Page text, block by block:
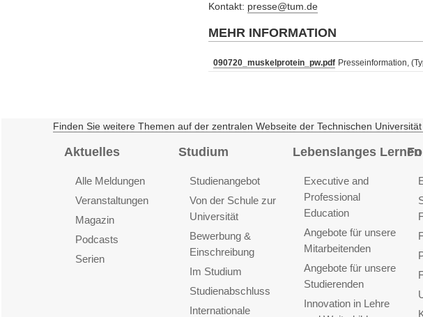
Kontakt: presse@tum.de
MEHR INFORMATION
090720_muskelprotein_pw.pdf Presseinformation,
Finden Sie weitere Themen auf der zentralen Webseite der Technischen
Aktuelles
Alle Meldungen
Veranstaltungen
Magazin
Podcasts
Serien
Studium
Studienangebot
Von der Schule zur
Universität
Bewerbung &
Einschreibung
Im Studium
Studienabschluss
Internationale
Lebenslanges Lernen
Executive and
Professional
Education
Angebote für unsere
Mitarbeitenden
Angebote für unsere
Studierenden
Innovation in Lehre